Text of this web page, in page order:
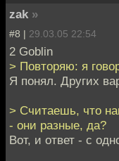
zak »
#8 | 29.03.05 22:54
2 Goblin
> Повторяю: я
Я понял. Других
> Считаешь, что
- они разные, да?
Вот, и ответ - с